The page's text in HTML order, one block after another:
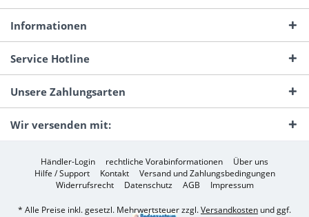
Informationen
Service Hotline
Unsere Zahlungsarten
Wir versenden mit:
Händler-Login rechtliche Vorabinformationen
Über uns
Hilfe / Support
Kontakt
Versand und Zahlungsbedingungen
Widerrufsrecht
Datenschutz AGB Impressum
* Alle Preise inkl. gesetzl. Mehrwertsteuer zzgl.Versandkosten und ggf.